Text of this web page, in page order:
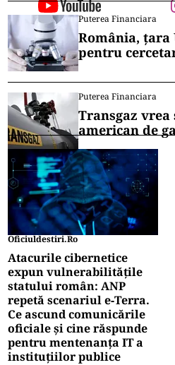
Puterea Financiara
România, țara
pentru
Puterea Financiara
Transgaz
american de
Oficiuldestiri.ro
Atacurile cibernetice
expun vulnerabilitățile
statului român: ANP
repetă scenariul e‑Terra.
Ce ascund comunicările
oficiale și cine răspunde
pentru mentenanța IT a
instituțiilor publice